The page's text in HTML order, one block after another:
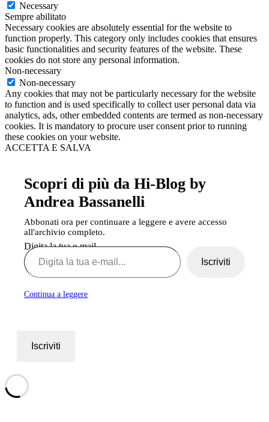
Necessary
Sempre abilitato
Necessary cookies are absolutely essential for the website to
function properly. This category only includes cookies that ensures
basic functionalities and security features of the website. These
cookies do not store any personal information.
Non-necessary
Non-necessary
Any cookies that may not be particularly necessary for the website
to function and is used specifically to collect user personal data via
analytics, ads, other embedded contents are termed as non-necessary
cookies. It is mandatory to procure user consent prior to running
these cookies on your website.
ACCETTA E SALVA
Scopri di più da Hi-Blog by
Andrea Bassanelli
Abbonati ora per continuare a leggere e avere accesso
all'archivio completo.
Digita la tua e-mail...
Iscriviti
Continua a leggere
Iscriviti